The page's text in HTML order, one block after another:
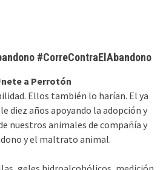
#CorreContraElAbandono
a Perrotón
Ellos también lo harían. El ya
diez años apoyando la adopción y
nuestros animales de compañía y
y el maltrato animal.